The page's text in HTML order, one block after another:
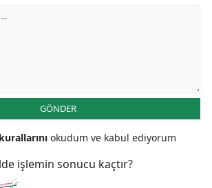
GÖNDER
okudum ve kabul ediyorum
işlemin sonucu kaçtır?